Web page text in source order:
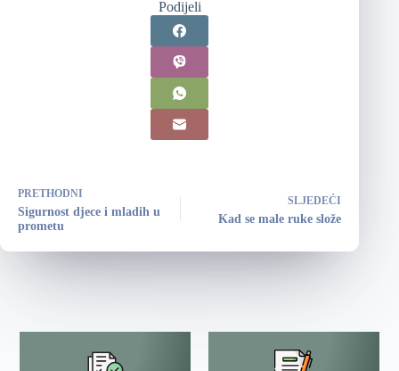
Podijeli
PRETHODNI
Sigurnost djece i mladih u
prometu
SLJEDEĆI
Kad se male ruke slože